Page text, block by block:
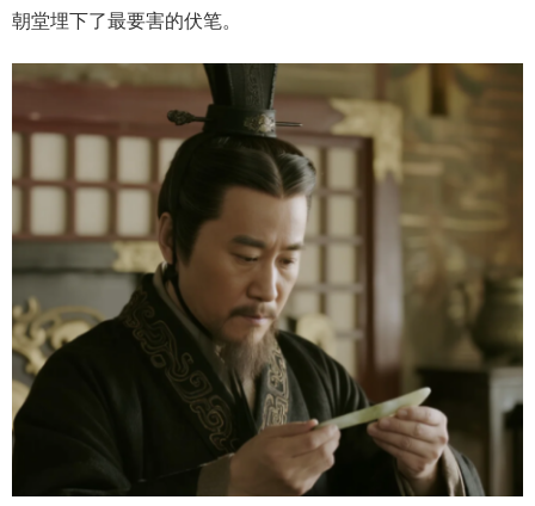
朝堂埋下了最要害的伏笔。